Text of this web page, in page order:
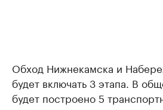
Обход Нижнекамска и
будет включать 3 этапа. В
будет построено 5